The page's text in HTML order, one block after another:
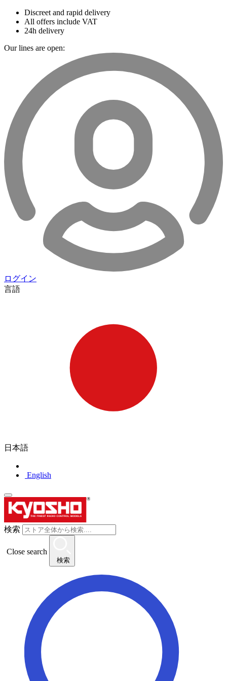
Discreet and rapid delivery
All offers include VAT
24h delivery
Our lines are open:
ログイン
言語
日本語
English
検索
Close search
検索